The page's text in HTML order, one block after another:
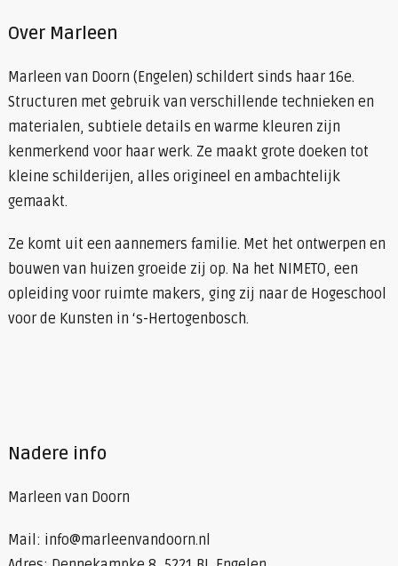
Over Marleen
Marleen van Doorn (Engelen) schildert sinds haar 16e.
Structuren met gebruik van verschillende technieken en
materialen, subtiele details en warme kleuren zijn
kenmerkend voor haar werk. Ze maakt grote doeken tot
kleine schilderijen, alles origineel en ambachtelijk
gemaakt.
Ze komt uit een aannemers familie. Met het ontwerpen en
bouwen van huizen groeide zij op. Na het NIMETO, een
opleiding voor ruimte makers, ging zij naar de Hogeschool
voor de Kunsten in ‘s-Hertogenbosch.
Nadere info
Marleen van Doorn
Mail: info@marleenvandoorn.nl